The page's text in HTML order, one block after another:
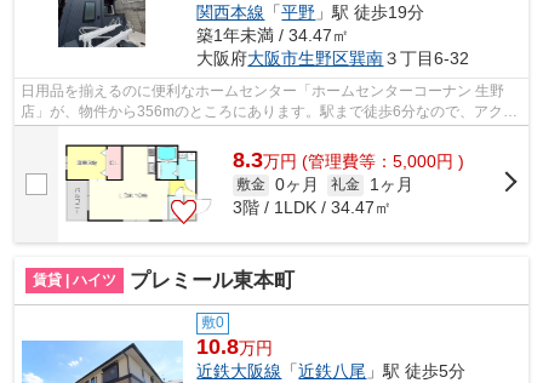
関西本線 「平野 」駅 徒歩19分
築1年未満 / 34.47㎡
大阪府大阪市生野区巽南３丁目6-32
日用品を揃えるのに便利なホームセンター「ホームセンターコーナン 生野
店」が、物件から356mのところにあります。駅まで徒歩6分なので、アクセ
スの良い物件です。令和8年に建設された...
8.3万円 (管理費等：5,000円 )
敷金 0ヶ月 礼金
1ヶ月
3階 / 1LDK / 34.47㎡
賃貸 | ハイツ プレミール東本町
敷0
10.8万円
近鉄大阪線 「近鉄八尾 」駅 徒歩5分